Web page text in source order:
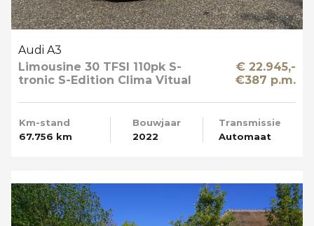
Audi A3
Limousine 30 TFSI 110pk S-
tronic S-Edition Clima Vitual
€ 22.945,-
€387 p.m.
Km-stand
67.756 km
Bouwjaar
2022
Transmissie
Automaat